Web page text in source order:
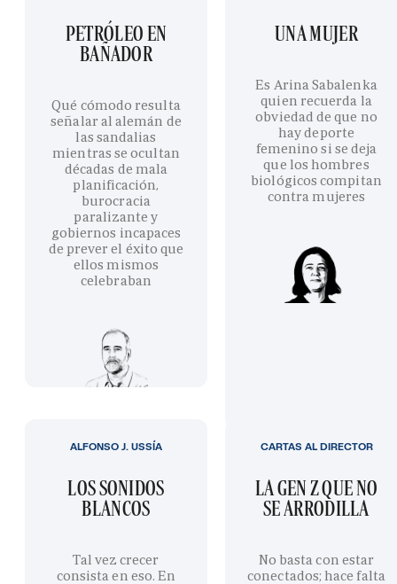
PETRÓLEO EN
BAÑADOR
Qué cómodo resulta
señalar al alemán de
las sandalias
mientras se ocultan
décadas de mala
planificación,
burocracia
paralizante y
gobiernos incapaces
de prever el éxito que
ellos mismos
celebraban
UNA MUJER
Es Arina Sabalenka
quien recuerda la
obviedad de que no
hay deporte
femenino si se deja
que los hombres
biológicos compitan
contra mujeres
LOS SONIDOS
BLANCOS
Tal vez crecer
consista en eso. En
ALFONSO J. USSÍA
LA GEN Z QUE NO
SE ARRODILLA
No basta con estar
conectados; hace falta
CARTAS AL DIRECTOR